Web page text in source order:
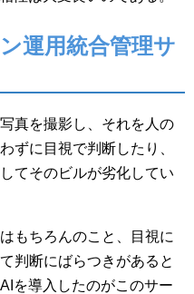
運用統合管理サ
真を撮影し、それを人の
ずに目視で判断したり、
てそのビルが劣化してい
もちろんのこと、目視に
判断にばらつきがあると
を導入したのがこのサー